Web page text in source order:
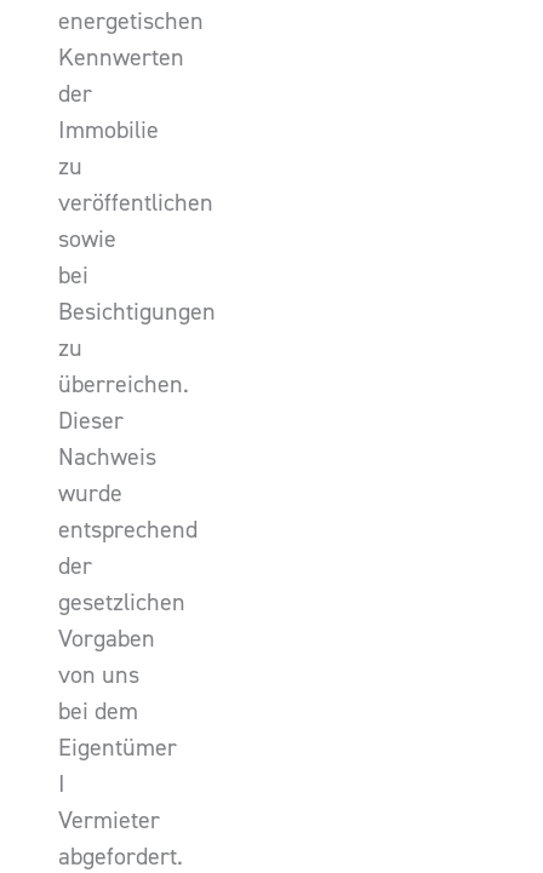
energetischen
Kennwerten
der
Immobilie
zu
veröffentlichen
sowie
bei
Besichtigungen
zu
überreichen.
Dieser
Nachweis
wurde
entsprechend
der
gesetzlichen
Vorgaben
von uns
bei dem
Eigentümer
I
Vermieter
abgefordert.